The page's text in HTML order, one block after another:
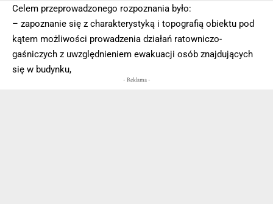
Celem przeprowadzonego rozpoznania było:
– zapoznanie się z charakterystyką i topografią obiektu pod
kątem możliwości prowadzenia działań ratowniczo-
gaśniczych z uwzględnieniem ewakuacji osób znajdujących
się w budynku,
- Reklama -